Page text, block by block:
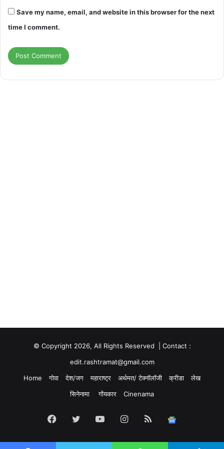
Save my name, email, and website in this browser for the next
time I comment.
© Copyright 2026, All Rights Reserved | Contact :
edit.rashtramat@gmail.com
Home
गोवा देश/जग महाराष्ट्र अर्थमत/ टेक्नॉलॉजी क्रीडा
लेख
सिनेनामा
गोंयकार Cinenama
Facebook
TwitterYouTubeInstagram
RSS
News